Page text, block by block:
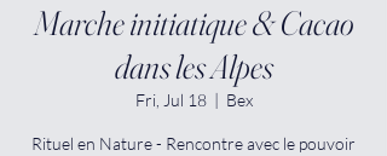
Marche initiatique & Cacao
dans les Alpes
Fri, Jul 18
  |
Bex
Rituel en Nature - Rencontre avec le pouvoir